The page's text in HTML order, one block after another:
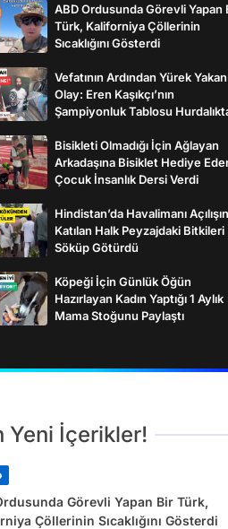
ABD Ordusunda Görevli Yapan
Türk, Kaliforniya Çöllerinin
Sıcaklığını Gösterdi
Vefatının Ardından Yürek Yakan
Olay: Eren Kaşıkçı’nın
Şampiyonluk Tablosu
Bisikleti Olmadığı İçin Ağlayan
Arkadaşına Bisiklet Hediye
Çocuk İnsanlık Dersi Verdi
Hindistan’da Havalimanı
Katılan Halk Peyzajdaki Bitkileri
Söküp Götürdü
Köpeği İçin Günlük Öğün
Hazırlayan Kadın Yaptığı 1 Aylık
Mama Stoğunu Paylaştı
Yeni İçerikler!
Görevli Yapan Bir Türk,
Çöllerinin Sıcaklığını Gösterdi